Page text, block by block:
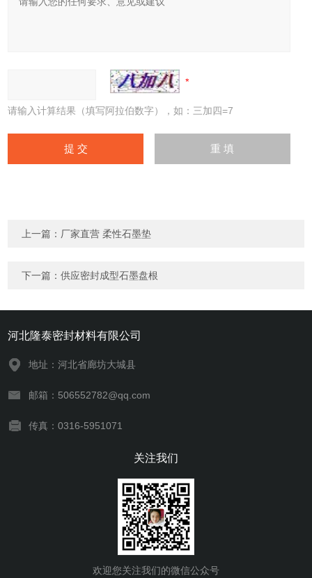
请输入计算结果（填写阿拉伯数字），如：三加四=7
上一篇： 厂家直营 柔性石墨垫
下一篇：供应密封成型石墨盘根
河北隆泰密封材料有限公司
地址：河北省廊坊大城县
邮箱：506552782@qq.com
传真：0316-5951071
关注我们
欢迎您关注我们的微信公众号